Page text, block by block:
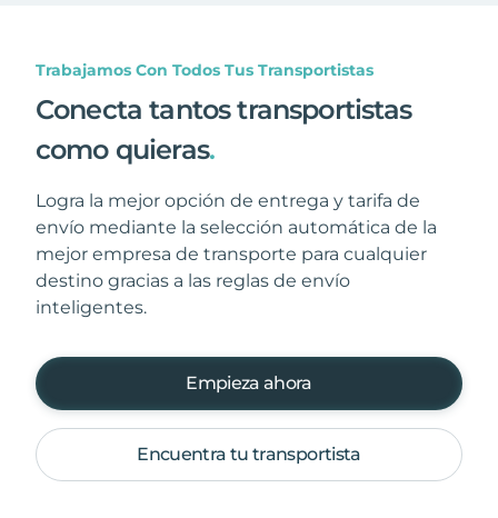
Trabajamos Con Todos Tus Transportistas
Conecta tantos transportistas
como quieras.
Logra la mejor opción de entrega y tarifa de
envío mediante la selección automática de la
mejor empresa de transporte para cualquier
destino gracias a las reglas de envío
inteligentes.
Empieza ahora
Encuentra tu transportista